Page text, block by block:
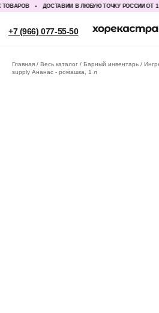
ДОСТАВИМ В ЛЮБУЮ ТОЧКУ РОССИИ ОТ 1
Главная Весь каталог Барный инвентарь
supply Ананас - ромашка, 1 л